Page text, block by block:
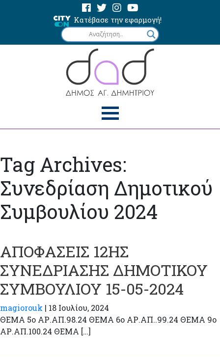
Κατέβασε την εφαρμογή!
Tag Archives:
Συνεδρίαση Δημοτικού
Συμβουλίου 2024
ΑΠΟΦΑΣΕΙΣ 12ΗΣ
ΣΥΝΕΔΡΙΑΣΗΣ ΔΗΜΟΤΙΚΟΥ
ΣΥΜΒΟΥΛΙΟΥ 15-05-2024
magiorouk | 18 Ιουλίου, 2024
ΘΕΜΑ 5ο ΑΡ.ΑΠ.98.24 ΘΕΜΑ 6ο ΑΡ.ΑΠ..99.24 ΘΕΜΑ 9ο
ΑΡ.ΑΠ.100.24 ΘΕΜΑ […]